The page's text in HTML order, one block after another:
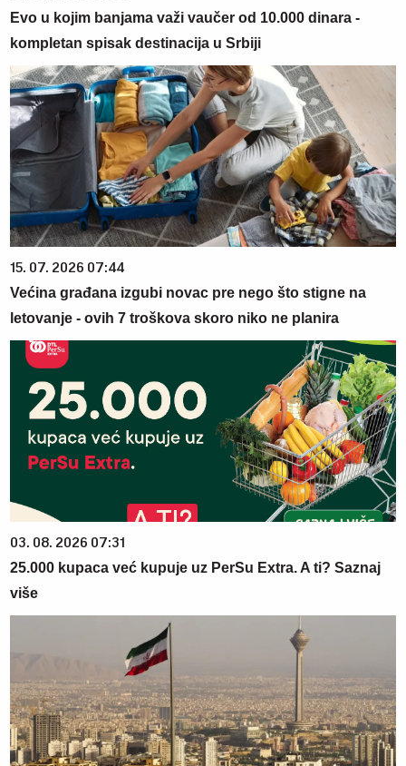
Evo u kojim banjama važi vaučer od 10.000 dinara -
kompletan spisak destinacija u Srbiji
15. 07. 2026 07:44
Većina građana izgubi novac pre nego što stigne na
letovanje - ovih 7 troškova skoro niko ne planira
03. 08. 2026 07:31
25.000 kupaca već kupuje uz PerSu Extra. A ti? Saznaj
više